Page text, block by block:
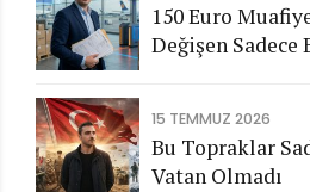
150 Euro
Değişen
15 TEMMUZ 2026
Bu Topraklar
Vatan Olmadı